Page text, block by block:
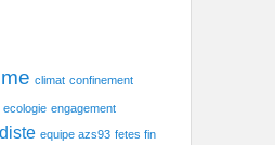
climat confinement
ecologie engagement
equipe azs93 fetes fin